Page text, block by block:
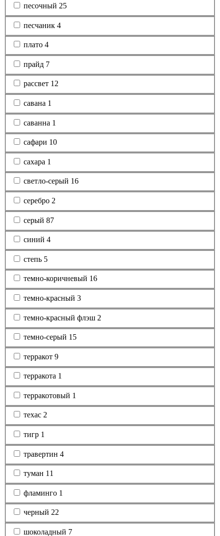
песочный 25
песчаник 4
плато 4
прайд 7
рассвет 12
савана 1
саванна 1
сафари 10
сахара 1
светло-серый 16
серебро 2
серый 87
синий 4
степь 5
темно-коричневый 16
темно-красный 3
темно-красный флэш 2
темно-серый 15
терракот 9
терракота 1
терракотовый 1
техас 2
тигр 1
травертин 4
туман 11
фламинго 1
черный 22
шоколадный 7